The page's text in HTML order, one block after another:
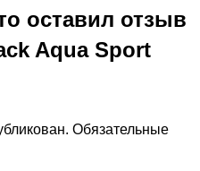
оставил отзыв
Aqua Sport
Обязательные